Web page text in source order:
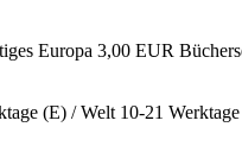
Europa 3,00 EUR
(E) / Welt 10-21